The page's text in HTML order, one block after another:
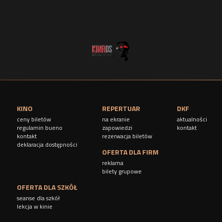
KINO
ceny biletów
regulamin bueno
kontakt
deklaracja dostępności
REPERTUAR
na ekranie
zapowiedzi
rezerwacja biletów
DKF
aktualności
kontakt
OFERTA DLA FIRM
reklama
bilety grupowe
OFERTA DLA SZKÓŁ
seanse dla szkół
lekcja w kinie